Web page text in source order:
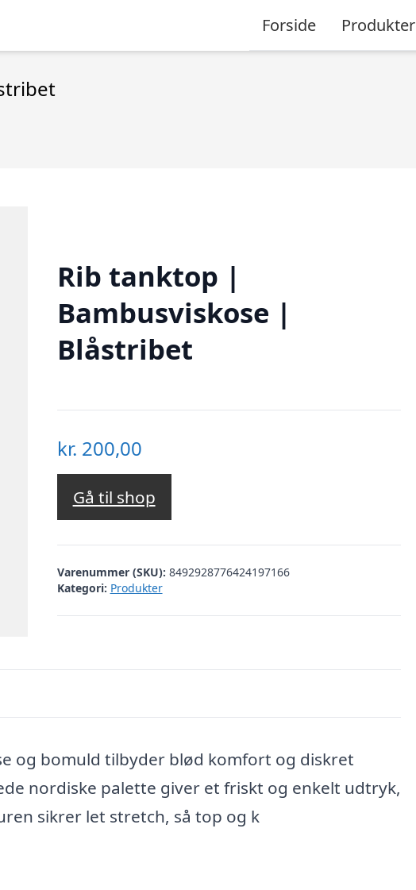
Forside Produkter
Rib tanktop |
Bambusviskose |
Blåstribet
kr. 200,00
Gå til shop
Varenummer (SKU): 8492928776424197166
Kategori: Produkter
og bomuld tilbyder blød komfort og diskret
nordiske palette giver et friskt og enkelt udtryk,
sikrer let stretch, så top og k